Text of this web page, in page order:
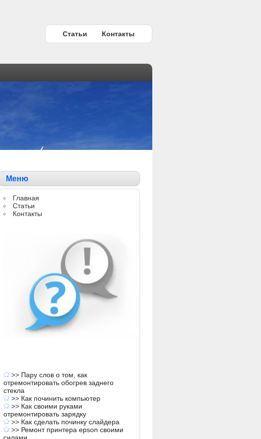
Статьи Контакты
Меню
Главная
Статьи
Контакты
>> Пару слов о том, как
отремонтировать обогрев заднего
стекла
>> Как починить компьютер
>> Как своими руками
отремонтировать зарядку
>> Как сделать починку слайдера
>> Ремонт принтера epson своими